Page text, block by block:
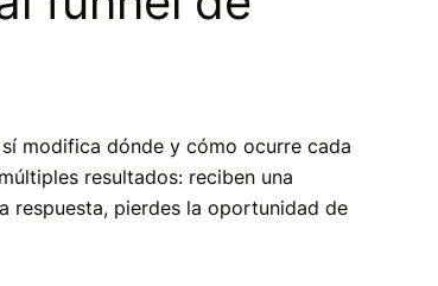
modifica dónde y cómo ocurre cada
resultados: reciben una
respuesta, pierdes la oportunidad de